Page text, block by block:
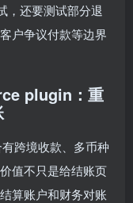
，还要测试部分退
户争议付款等边界
plugin：重
跨境收款、多币种
值不只是给结账页
算账户和财务对账